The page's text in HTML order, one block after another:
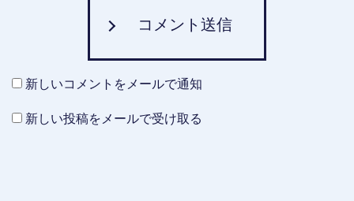
コメント送信
新しいコメントをメールで通知
新しい投稿をメールで受け取る